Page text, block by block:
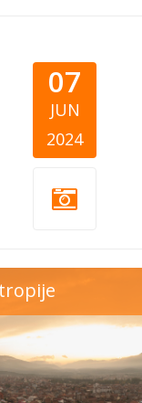
07
JUN
2024